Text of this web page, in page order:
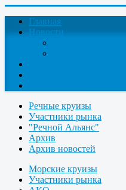
Главная
Новости
Речные круизы
Участники рынка
"Речной Альянс"
Архив
Архив новостей
Морские круизы
Участники рынка